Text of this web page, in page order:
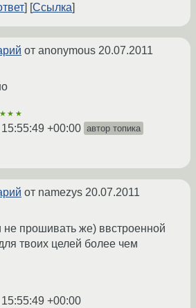
Ссылка
от anonymous 20.07.2011
+00:00 автор топика
от namezys 20.07.2011
не прошивать же) ввстроенной
твоих целей более чем
+00:00